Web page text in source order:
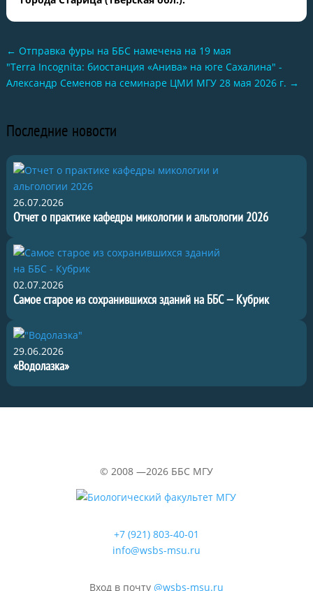
← Отправка фуры на ББС намечена на 19 мая
"Terra Incognita: биостанция «Анива» на юге Сахалина" -
Александр Семенов на семинаре ЦМИ МГУ 28 мая 2026 г. →
Последние новости
26.07.2026
Отчет о практике кафедры микологии и альгологии 2026
02.07.2026
Самое старое из сохранившихся зданий на ББС — Кубрик
29.06.2026
«Водолазка»
© 2008 —2026 ББС МГУ
+7 (921) 803-40-01
info@wsbs-msu.ru
Вход в почту @wsbs-msu.ru